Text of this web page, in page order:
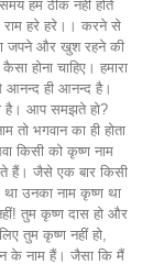
हम ठीक नहीं होते
राम हरे हरे।। करने से
जपने और खुश रहने की
होना चाहिए। हमारा
आनन्द ही आनन्द है।
है। आप समझते हो?
भगवान का ही होता
किसी को कृष्ण नाम
हैं। जैसे एक बार किसी
था उनका नाम कृष्ण था
तुम कृष्ण दास हो और
तुम कृष्ण नहीं हो,
के नाम हैं। जैसा कि मैं